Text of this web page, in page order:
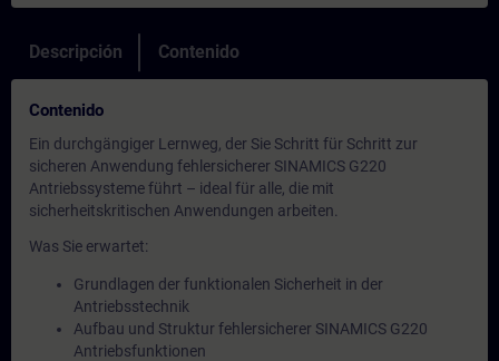
Descripción Contenido
Contenido
Ein durchgängiger Lernweg, der Sie Schritt für Schritt zur
sicheren Anwendung fehlersicherer SINAMICS G220
Antriebssysteme führt – ideal für alle, die mit
sicherheitskritischen Anwendungen arbeiten.
Was Sie erwartet:
Grundlagen der funktionalen Sicherheit in der
Antriebsstechnik
Aufbau und Struktur fehlersicherer SINAMICS G220
Antriebsfunktionen